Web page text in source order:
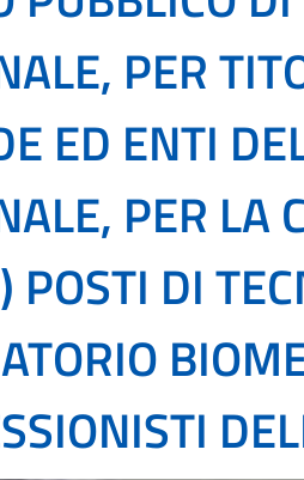
PER
ED ENTI
PER LA
POSTI DI